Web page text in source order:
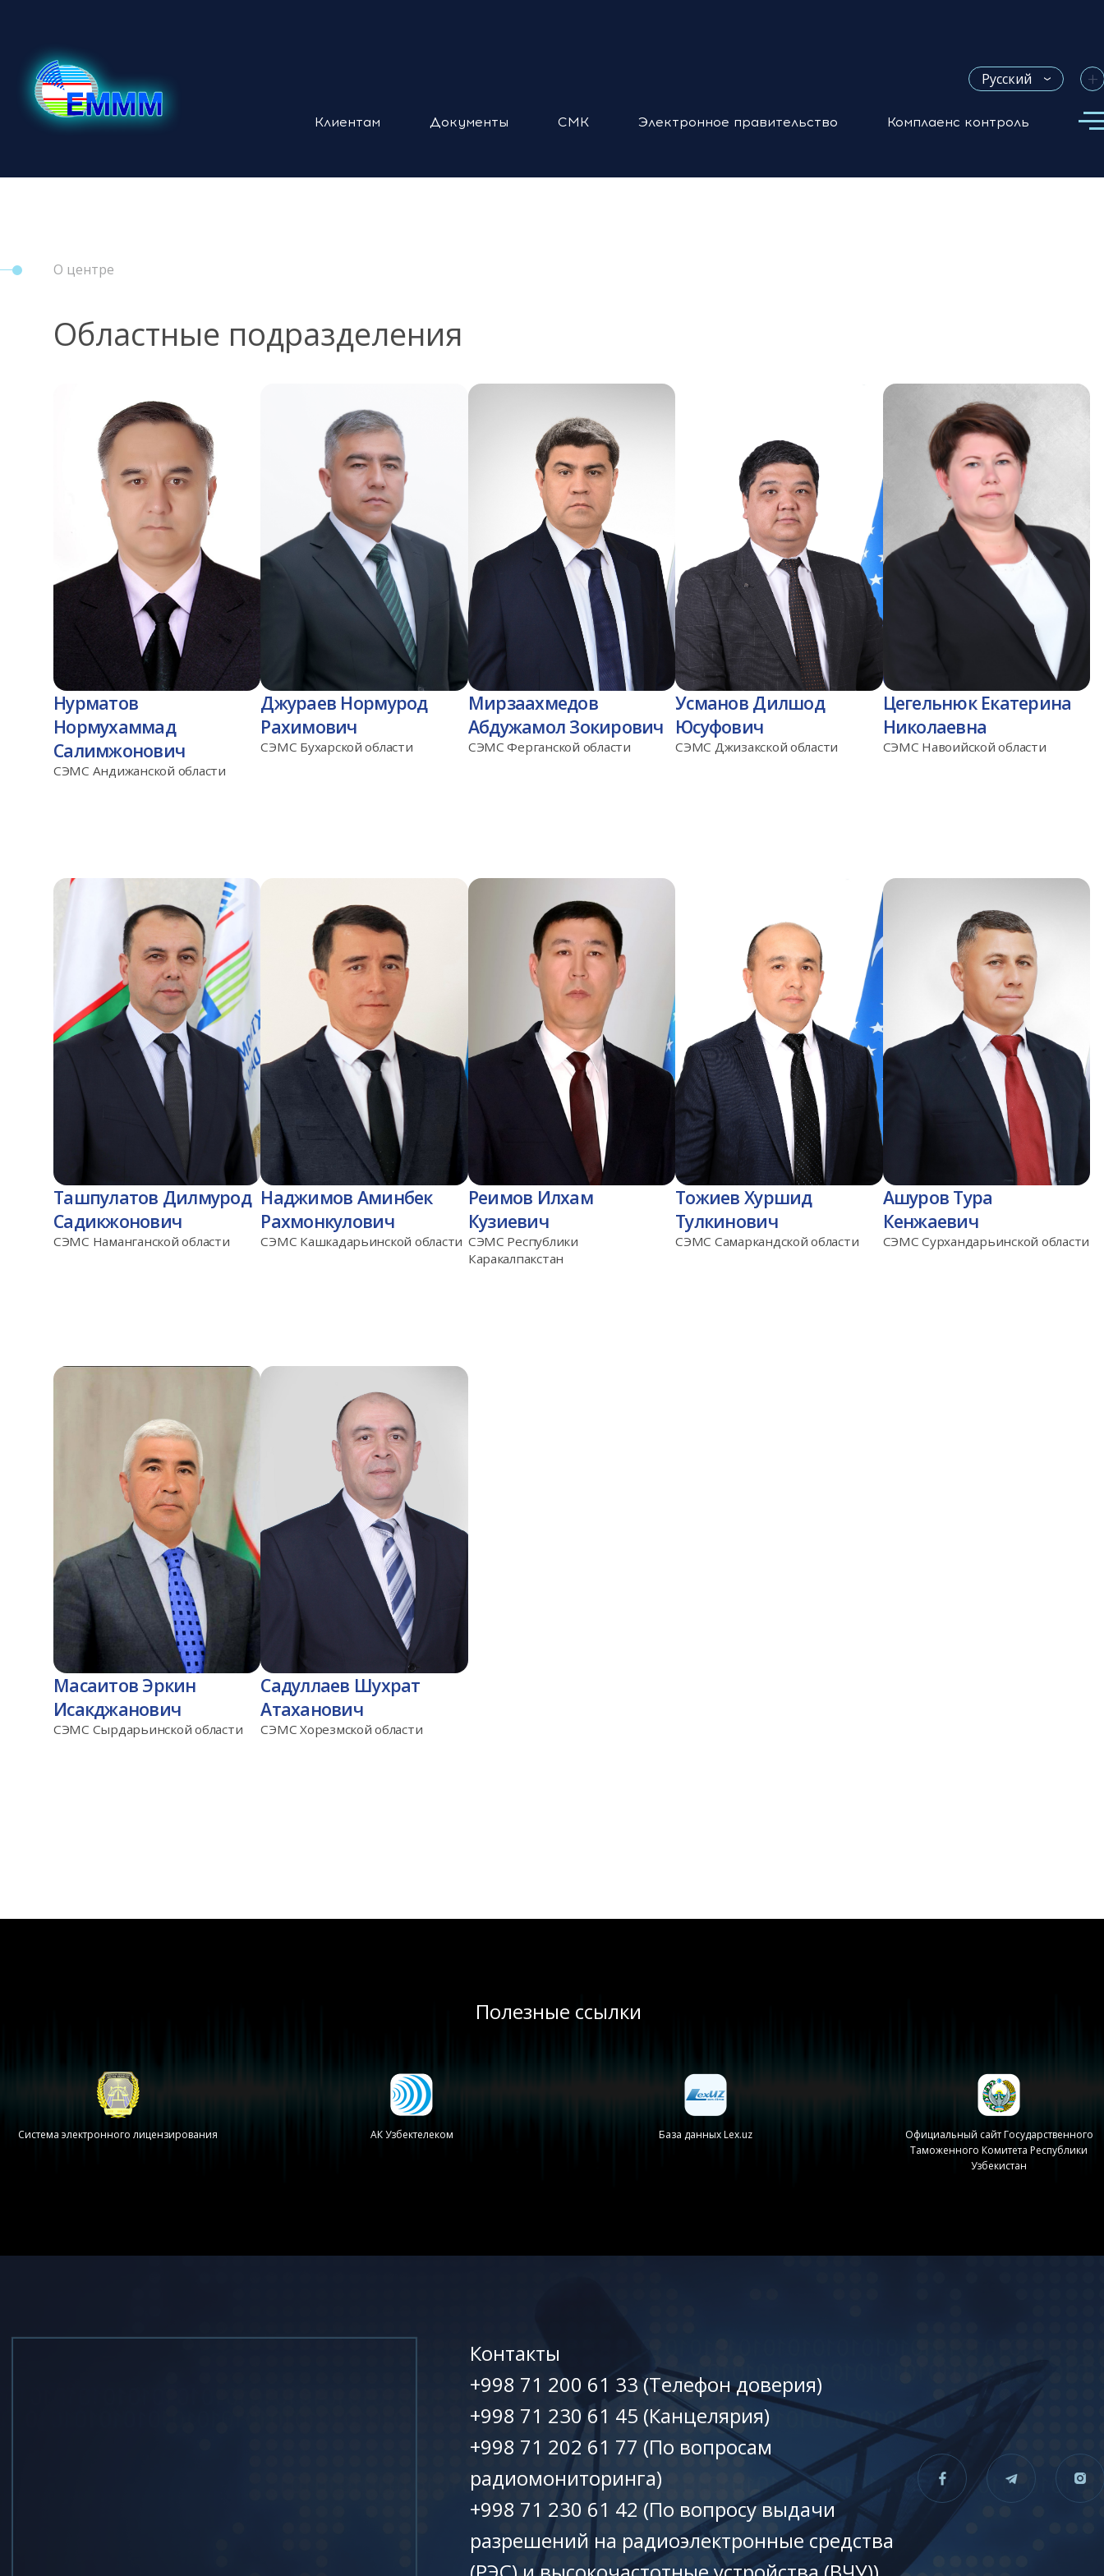
Русский +
Клиентам Документы СМК Электронное правительство Комплаенс контроль
О центре
Областные подразделения
Нурматов
Нормухаммад
Салимжонович
СЭМС Андижанской области
Джураев Нормурод
Рахимович
СЭМС Бухарской области
Мирзаахмедов
Абдужамол Зокирович
СЭМС Ферганской области
Усманов Дилшод
Юсуфович
СЭМС Джизакской области
Цегельнюк Екатерина
Николаевна
СЭМС Навоийской области
Ташпулатов Дилмурод
Садикжонович
СЭМС Наманганской области
Наджимов Аминбек
Рахмонкулович
СЭМС Кашкадарьинской области
Реимов Илхам
Кузиевич
СЭМС Республики
Каракалпакстан
Тожиев Хуршид
Тулкинович
СЭМС Самаркандской области
Ашуров Тура
Кенжаевич
СЭМС Сурхандарьинской области
Масаитов Эркин
Исакджанович
СЭМС Сырдарьинской области
Садуллаев Шухрат
Атаханович
СЭМС Хорезмской области
Полезные ссылки
Система электронного лицензирования АК Узбектелеком База данных Lex.uz
Официальный сайт Государственного
Таможенного Комитета Республики
Узбекистан
Контакты
+998 71 200 61 33 (Телефон доверия)
+998 71 230 61 45 (Канцелярия)
+998 71 202 61 77 (По вопросам
радиомониторинга)
+998 71 230 61 42 (По вопросу выдачи
разрешений на радиоэлектронные средства